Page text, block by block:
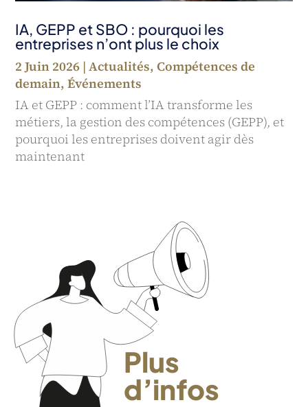
IA, GEPP et SBO : pourquoi les
entreprises n’ont plus le choix
2 Juin 2026 |Actualités,Compétences de
demain,Événements
IA et GEPP : comment l’IA transforme les
métiers, la gestion des compétences (GEPP), et
pourquoi les entreprises doivent agir dès
maintenant
Plus
d’infos